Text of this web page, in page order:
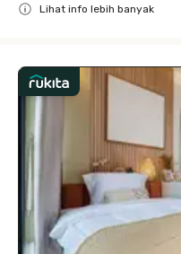
Lihat info lebih banyak